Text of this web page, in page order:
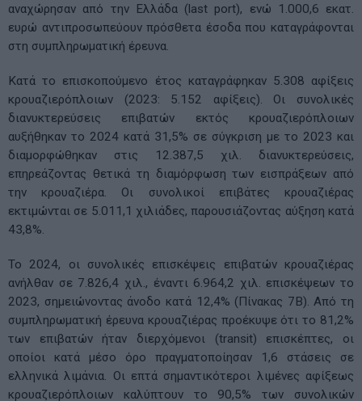
αναχώρησαν από την Ελλάδα (last port), ενώ 1.000,6 εκατ.
ευρώ αντιπροσωπεύουν πρόσθετα έσοδα που καταγράφονται
στη συμπληρωματική έρευνα.
Κατά το επισκοπούμενο έτος καταγράφηκαν 5.308 αφίξεις
κρουαζιερόπλοιων (2023: 5.152 αφίξεις). Οι συνολικές
διανυκτερεύσεις επιβατών εκτός κρουαζιερόπλοιων
αυξήθηκαν το 2024 κατά 31,5% σε σύγκριση με το 2023 και
διαμορφώθηκαν στις 12.387,5 χιλ. διανυκτερεύσεις,
επηρεάζοντας θετικά τη διαμόρφωση των εισπράξεων από
την κρουαζιέρα. Οι συνολικοί επιβάτες κρουαζιέρας
εκτιμώνται σε 5.011,1 χιλιάδες, παρουσιάζοντας αύξηση κατά
43,8%.
Το 2024, οι συνολικές επισκέψεις επιβατών κρουαζιέρας
ανήλθαν σε 7.826,4 χιλ., έναντι 6.964,2 χιλ. επισκέψεων το
2023, σημειώνοντας άνοδο κατά 12,4% (Πίνακας 7Β). Από τη
συμπληρωματική έρευνα κρουαζιέρας προέκυψε ότι το 81,2%
των επιβατών ήταν διερχόμενοι (transit) επισκέπτες, οι
οποίοι κατά μέσο όρο πραγματοποίησαν 1,6 στάσεις σε
ελληνικά λιμάνια. Οι επτά σημαντικότεροι λιμένες αφίξεως
κρουαζιερόπλοιων καλύπτουν το 90,5% των συνολικών